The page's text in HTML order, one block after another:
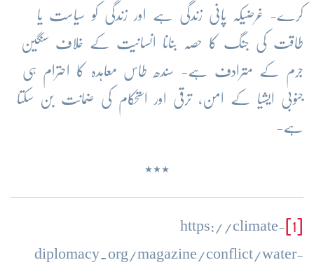
کرے- غرضیکہ پانی زندگی ہے اور زندگی کو سیاست یا
طاقت کی جنگ کا حصہ بنانا انسانیت کے خلاف سنگین
جرم کے مترادف ہے- سندھ طاس معاہدہ کا احترام ہی
جنوبی ایشیا کے امن، ترقی اور استحکام کی ضمانت بن سکتا
ہے-
٭٭٭
https://climate-
diplomacy.org/magazine/conflict/water-